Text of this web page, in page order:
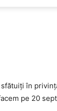
în
pe 20